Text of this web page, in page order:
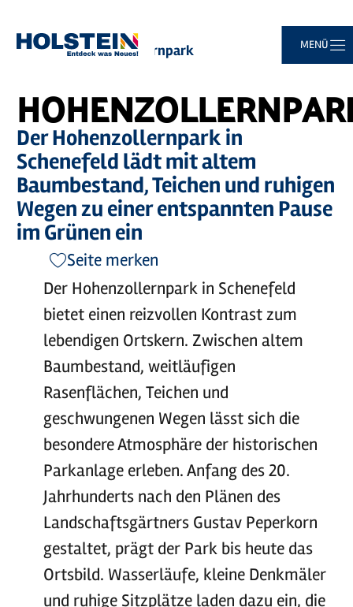
Hauptinhalt
Suche
Navigation
Footer
MENÜ
Sie
Startseite Hohenzollernpark
Der Hohenzollernpark in
Schenefeld lädt mit altem
Baumbestand, Teichen und ruhigen
Wegen zu einer entspannten Pause
im Grünen ein
Seite merken
Der Hohenzollernpark in Schenefeld
bietet einen reizvollen Kontrast zum
lebendigen Ortskern. Zwischen altem
Baumbestand, weitläufigen
Rasenflächen, Teichen und
geschwungenen Wegen lässt sich die
besondere Atmosphäre der historischen
Parkanlage erleben. Anfang des 20.
Jahrhunderts nach den Plänen des
Landschaftsgärtners Gustav Peperkorn
gestaltet, prägt der Park bis heute das
Ortsbild. Wasserläufe, kleine Denkmäler
und ruhige Sitzplätze laden dazu ein, die